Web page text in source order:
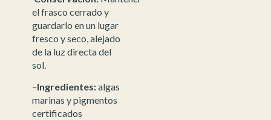
el frasco cerrado y
guardarlo en un lugar
fresco y seco, alejado
de la luz directa del
sol.
–Ingredientes:algas
marinas y pigmentos
certificados